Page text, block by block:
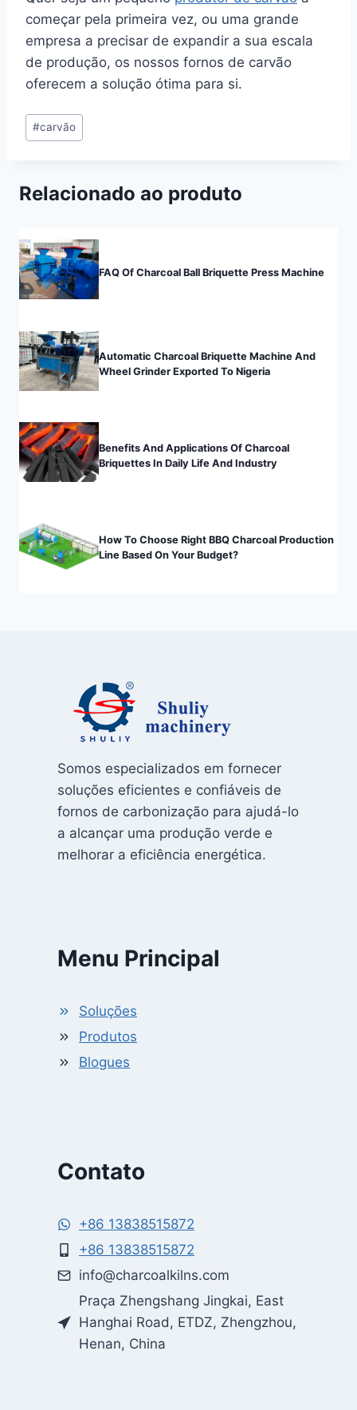
começar pela primeira vez, ou uma grande
empresa a precisar de expandir a sua escala
de produção, os nossos fornos de carvão
oferecem a solução ótima para si.
Post
Tags:
#carvão
Relacionado ao produto
FAQ Of Charcoal Ball Briquette Press Machine
Automatic Charcoal Briquette Machine And
Wheel Grinder Exported To Nigeria
Benefits And Applications Of Charcoal
Briquettes In Daily Life And Industry
How To Choose Right BBQ Charcoal Production
Line Based On Your Budget?
Somos especializados em fornecer
soluções eficientes e confiáveis ​​de
fornos de carbonização para ajudá-lo
a alcançar uma produção verde e
melhorar a eficiência energética.
Menu Principal
Soluções
Produtos
Blogues
Contato
+86 13838515872
+86 13838515872
info@charcoalkilns.com
Praça Zhengshang Jingkai, East
Hanghai Road, ETDZ, Zhengzhou,
Henan, China